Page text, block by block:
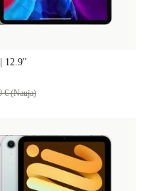
12.9"
€ (Nauja)